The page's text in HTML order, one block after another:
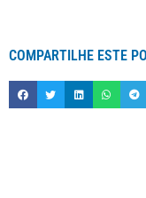
COMPARTILHE ESTE